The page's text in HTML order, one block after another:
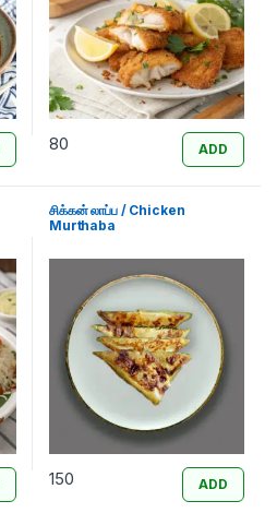
80 ADD
சிக்கன் லாப்ப / Chicken
Murthaba
150 ADD